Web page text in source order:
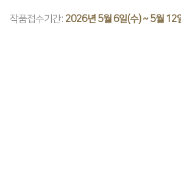
작품접수기간: 2026년 5월 6일(수) ~ 5월 12